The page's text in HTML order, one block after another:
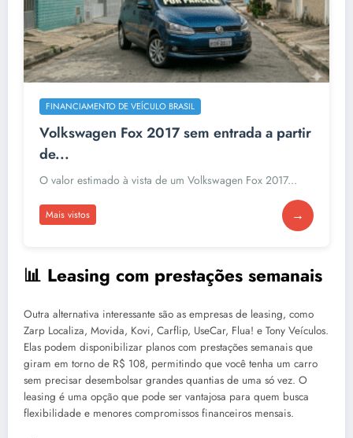
FINANCIAMENTO DE VEÍCULO BRASIL
Volkswagen Fox 2017 sem entrada a partir
de...
O valor estimado à vista de um Volkswagen Fox 2017...
Mais vistos →
📊 Leasing com prestações semanais
Outra alternativa interessante são as empresas de leasing, como
Zarp Localiza, Movida, Kovi, Carflip, UseCar, Flua! e Tony Veículos.
Elas podem disponibilizar planos com prestações semanais que
giram em torno de R$ 108, permitindo que você tenha um carro
sem precisar desembolsar grandes quantias de uma só vez. O
leasing é uma opção que pode ser vantajosa para quem busca
flexibilidade e menores compromissos financeiros mensais.